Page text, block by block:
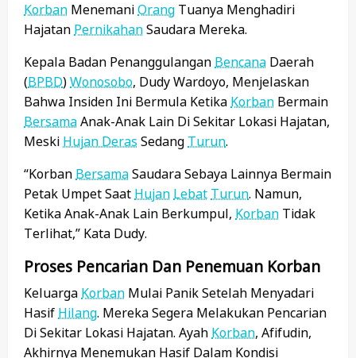
Korban MenemaniOrang Tuanya Menghadiri
Hajatan PernikahanSaudara Mereka.
Kepala Badan Penanggulangan Bencana Daerah
(BPBD)Wonosobo, Dudy Wardoyo, Menjelaskan
Bahwa Insiden Ini Bermula Ketika Korban Bermain
BersamaAnak-Anak Lain Di Sekitar Lokasi Hajatan,
Meski Hujan Deras Sedang Turun.
“Korban BersamaSaudara Sebaya Lainnya Bermain
Petak Umpet Saat Hujan Lebat Turun. Namun,
Ketika Anak-Anak Lain Berkumpul, Korban Tidak
Terlihat,” Kata Dudy.
Proses Pencarian Dan Penemuan Korban
Keluarga Korban Mulai Panik Setelah Menyadari
Hasif Hilang. Mereka Segera Melakukan Pencarian
Di Sekitar Lokasi Hajatan. Ayah Korban, Afifudin,
Akhirnya Menemukan Hasif Dalam Kondisi